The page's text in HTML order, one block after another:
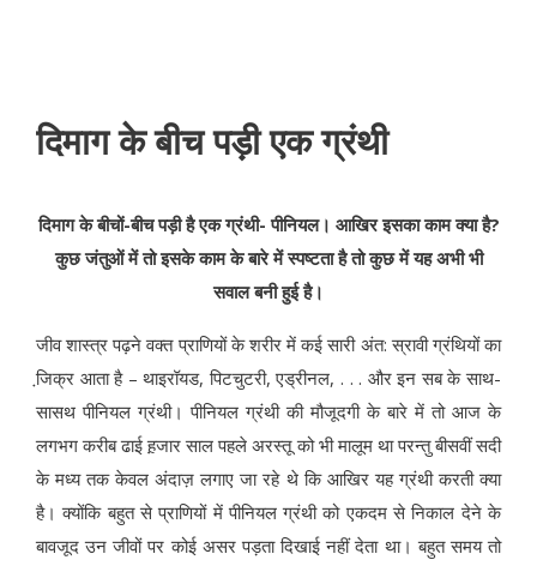
दिमाग के बीच पड़ी एक ग्रंथी
दिमाग के बीचों-बीच पड़ी है एक ग्रंथी- पीनियल। आखिर इसका काम क्‍या है?
कुछ जंतुओं में तो इसके काम के बारे में स्‍पष्‍टता है तो कुछ में यह अभी भी
सवाल बनी हुई है।
जीव शास्‍त्र पढ़ने वक्‍त प्राणियों के शरीर में कई सारी अंत: स्रावी ग्रंथियों का
जि़क्र आता है – थाइरॉयड, पिटचुटरी, एड्रीनल, . . . और इन सब के साथ-
सासथ पीनियल ग्रंथी। पीनियल ग्रंथी की मौजूदगी के बारे में तो आज के
लगभग करीब ढाई ह़जार साल पहले अरस्‍तू को भी मालूम था परन्‍तु बीसवीं सदी
के मध्‍य तक केवल अंदाज़ लगाए जा रहे थे कि आखिर यह ग्रंथी करती क्‍या
है। क्‍योंकि बहुत से प्राणि‍यों में पीनियल ग्रंथी को एकदम से निकाल देने के
बावजूद उन जीवों पर कोई असर पड़ता दिखाई नहीं देता था। बहुत समय तो